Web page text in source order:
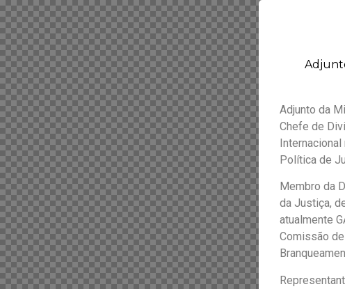
Adjunto da
Chefe de
Política de
Membro da
da Justiça,
atualmente
Comissão